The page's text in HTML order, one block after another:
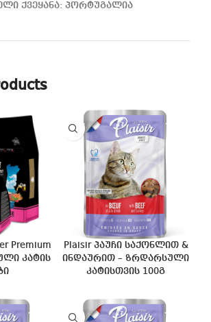
ქვეყანა: პორტუგალია
Premium
კატის
Plaisir პაუჩი საქონლით &
ინდაურით – ზრდარსული
კატისთვის 100გ